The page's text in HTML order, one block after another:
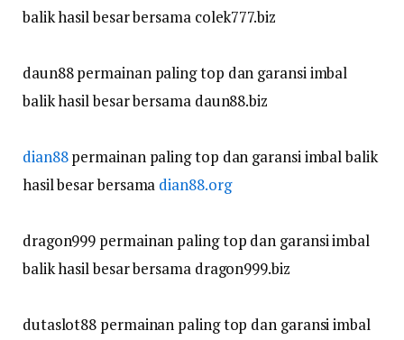
balik hasil besar bersama colek777.biz
daun88 permainan paling top dan garansi imbal
balik hasil besar bersama daun88.biz
dian88permainan paling top dan garansi imbal balik
hasil besar bersama dian88.org
dragon999 permainan paling top dan garansi imbal
balik hasil besar bersama dragon999.biz
dutaslot88 permainan paling top dan garansi imbal